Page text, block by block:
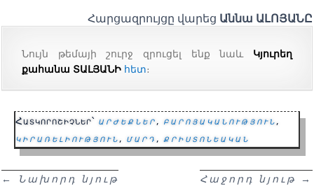
Հարցազրույցը վարեց Աննա ԱԼՈՅԱՆԸ
Նույն թեմայի շուրջ զրուցել ենք նաև Կյուրեղ
քահանա ՏԱԼՅԱՆԻ հետ։
Հատկորոշիչներ՝ արժեքներ, բարոյականություն,
կիրառելիություն, մարդ , քրիստոնեական
← Նախորդ նյութ Հաջորդ նյութ →